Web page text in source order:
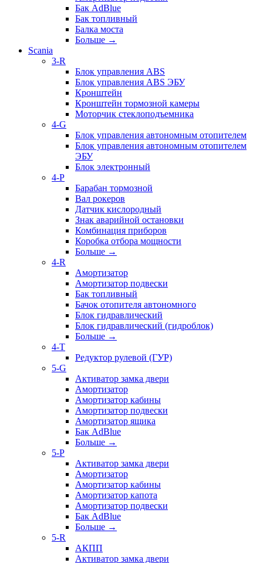
Бак AdBlue
Бак топливный
Балка моста
Больше →
Scania
3-R
Блок управления ABS
Блок управления ABS ЭБУ
Кронштейн
Кронштейн тормозной камеры
Моторчик стеклоподъемника
4-G
Блок управления автономным отопителем
Блок управления автономным отопителем
ЭБУ
Блок электронный
4-P
Барабан тормозной
Вал рокеров
Датчик кислородный
Знак аварийной остановки
Комбинация приборов
Коробка отбора мощности
Больше →
4-R
Амортизатор
Амортизатор подвески
Бак топливный
Бачок отопителя автономного
Блок гидравлический
Блок гидравлический (гидроблок)
Больше →
4-T
Редуктор рулевой (ГУР)
5-G
Активатор замка двери
Амортизатор
Амортизатор кабины
Амортизатор подвески
Амортизатор ящика
Бак AdBlue
Больше →
5-P
Активатор замка двери
Амортизатор
Амортизатор кабины
Амортизатор капота
Амортизатор подвески
Бак AdBlue
Больше →
5-R
АКПП
Активатор замка двери